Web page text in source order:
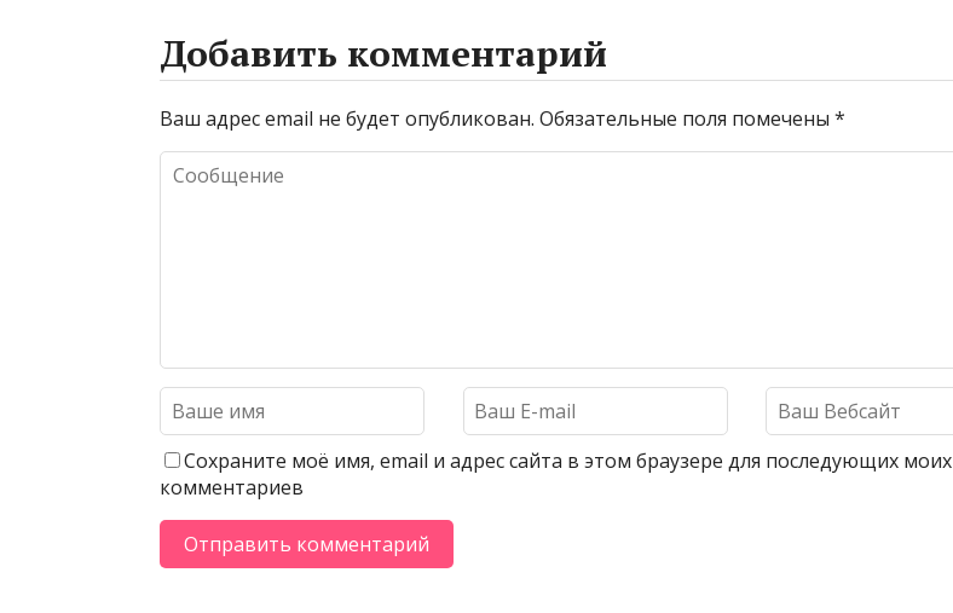
Добавить комментарий
Ваш адрес email не будет опубликован. Обязательные поля помечены *
Сохраните моё имя, email и адрес сайта в этом браузере для последующих моих
комментариев